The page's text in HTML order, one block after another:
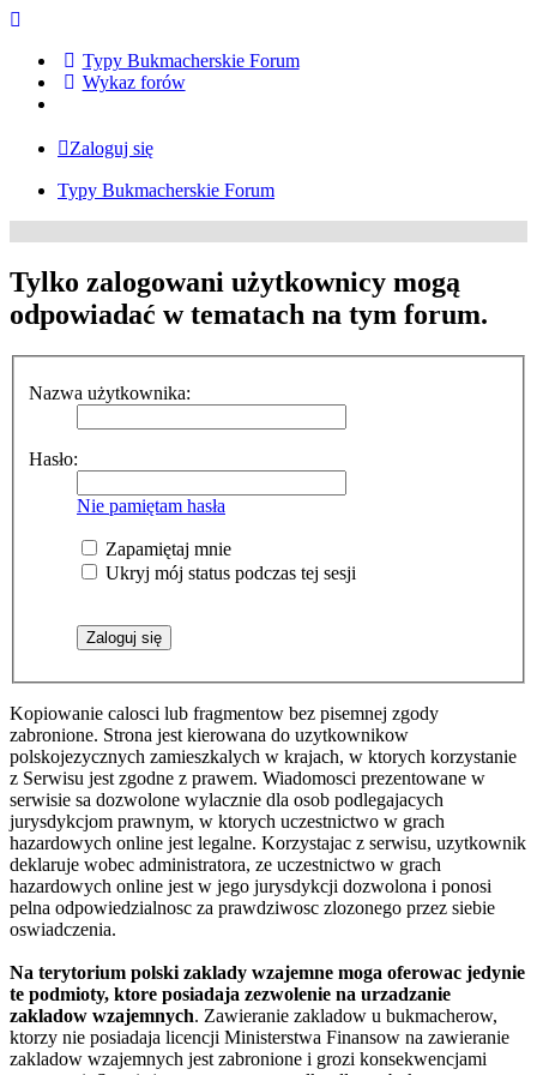
Typy Bukmacherskie Forum
Wykaz forów
Zaloguj się
Typy Bukmacherskie Forum
Tylko zalogowani użytkownicy mogą
odpowiadać w tematach na tym forum.
Nazwa użytkownika:
Hasło:
Nie pamiętam hasła
Zapamiętaj mnie
Ukryj mój status podczas tej sesji
Kopiowanie calosci lub fragmentow bez pisemnej zgody
zabronione. Strona jest kierowana do uzytkownikow
polskojezycznych zamieszkalych w krajach, w ktorych korzystanie
z Serwisu jest zgodne z prawem. Wiadomosci prezentowane w
serwisie sa dozwolone wylacznie dla osob podlegajacych
jurysdykcjom prawnym, w ktorych uczestnictwo w grach
hazardowych online jest legalne. Korzystajac z serwisu, uzytkownik
deklaruje wobec administratora, ze uczestnictwo w grach
hazardowych online jest w jego jurysdykcji dozwolona i ponosi
pelna odpowiedzialnosc za prawdziwosc zlozonego przez siebie
oswiadczenia.
Na terytorium polski zaklady wzajemne moga oferowac jedynie
te podmioty, ktore posiadaja zezwolenie na urzadzanie
zakladow wzajemnych. Zawieranie zakladow u bukmacherow,
ktorzy nie posiadaja licencji Ministerstwa Finansow na zawieranie
zakladow wzajemnych jest zabronione i grozi konsekwencjami